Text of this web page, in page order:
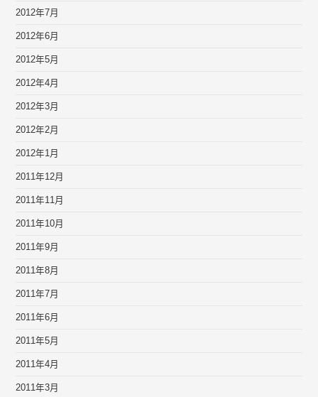
2012年7月
2012年6月
2012年5月
2012年4月
2012年3月
2012年2月
2012年1月
2011年12月
2011年11月
2011年10月
2011年9月
2011年8月
2011年7月
2011年6月
2011年5月
2011年4月
2011年3月